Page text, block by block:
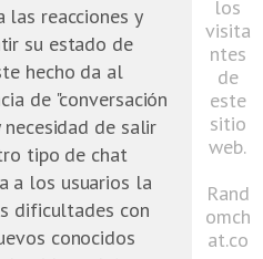
las reacciones y
su estado de
hecho da al
de "conversación
necesidad de salir
tipo de chat
a los usuarios la
dificultades con
conocidos
los
visita
ntes
de
este
sitio
web.
Rand
omch
at.co